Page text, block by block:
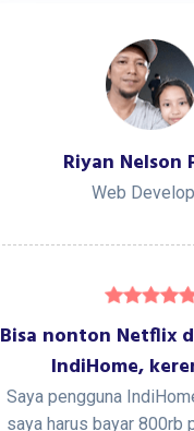
Riyan Nelson
Web
Bisa nonton Netflix
IndiHome,
Saya pengguna
saya harus bayar 800rb